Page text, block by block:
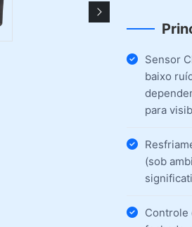
Sensor
baixo
para
(sob
Controle